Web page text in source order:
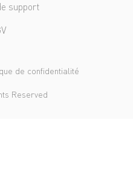
support
de confidentialité
Reserved